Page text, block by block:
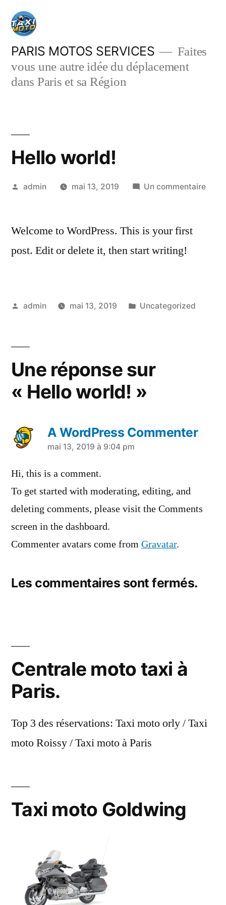
Aller
contenu
PARIS MOTOS SERVICES
Faites
vous une autre idée du déplacement
dans Paris et sa Région
Hello world!
Publié
admin mai 13, 2019 Un commentairesur
Welcome to WordPress. This is your first
post. Edit or delete it, then start writing!
Publié
admin mai 13, 2019
Publié
Uncategorized
Une réponse sur
« Hello world! »
A WordPress Commenter
a
mai 13, 2019 à 9:04 pm
Hi, this is a comment.
To get started with moderating, editing, and
deleting comments, please visit the Comments
screen in the dashboard.
Commenter avatars come from Gravatar.
Les commentaires sont fermés.
Centrale moto taxi à
Paris.
Top 3 des réservations: Taxi moto orly / Taxi
moto Roissy / Taxi moto à Paris
Taxi moto Goldwing